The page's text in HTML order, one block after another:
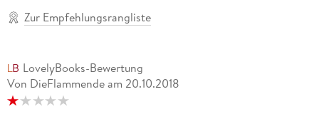
Zur Empfehlungsrangliste
LovelyBooks-Bewertung
Von DieFlammende am 20.10.2018